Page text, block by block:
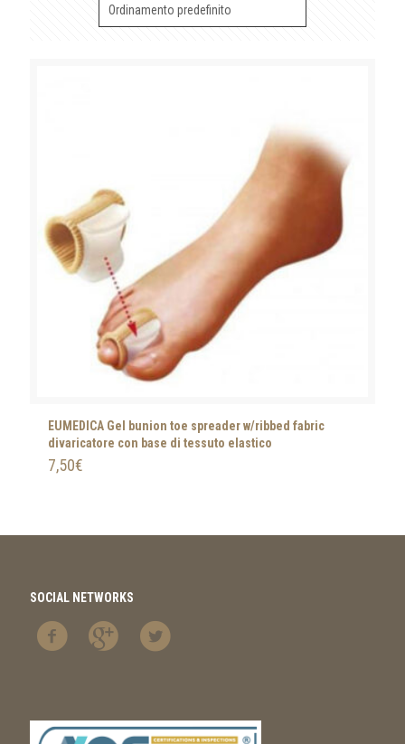
EUMEDICA Gel bunion toe spreader w/ribbed fabric
divaricatore con base di tessuto elastico
7,50€
SOCIAL NETWORKS